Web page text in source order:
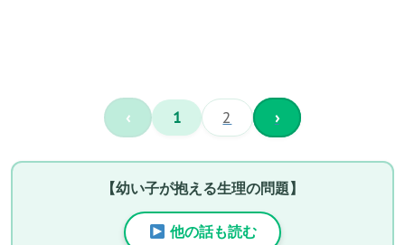
‹ 1 2 ›
【幼い子が抱える生理の問題】
他の話も読む